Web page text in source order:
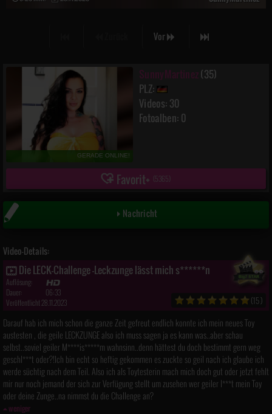
Vor
GERADE ONLINE!
SunnyMartinez(35)
PLZ:
Videos: 30
Fotoalben: 0
Favorit (5365)
Nachricht
Video-Details:
Die LECK-Challenge -Leckzunge lässt mich s******n
Auflösung:
Dauer:
06:33
Veröffentlicht 28.11.2023
(15)
Darauf hab ich mich schon die ganze Zeit gefreut endlich konnte ich mein neues Toy
austesten , die geile LECKZUNGE also ich muss sagen ja es kann was..aber schau
selbst..soviel geiler M****is*****m wahnsinn..denn hättest du doch bestimmt gern weg
geschl***t oder?!Ich bin echt so heftig gekommen es zuckte so geil nach ich glaube ich
werde süchtig nach dem Teil. Also ich als Toytesterin mach mich doch gut oder jetzt fehlt
mir nur noch jemand der sich zur Verfügung stellt um zusehen wer geiler l***t mein Toy
oder deine Zunge..na nimmst du die Challenge an?
weniger